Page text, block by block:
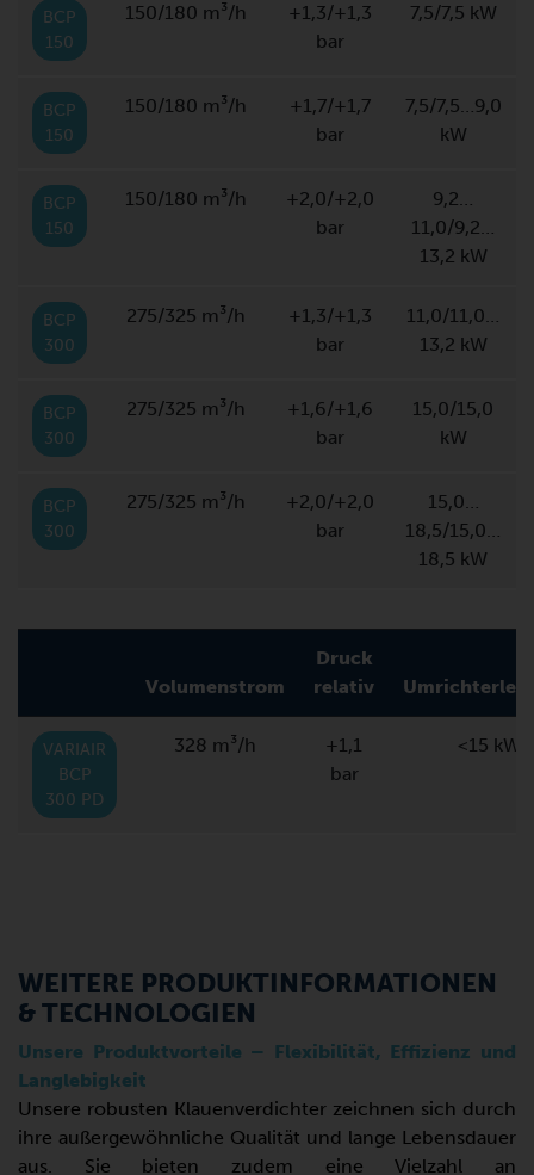
BCP
150
150/180 m³/h
+1,3/+1,3
bar
7,5/7,5 kW
BCP
150
150/180 m³/h
+1,7/+1,7
bar
7,5/7,5…9,0
kW
BCP
150
150/180 m³/h
+2,0/+2,0
bar
9,2…
11,0/9,2…
13,2 kW
BCP
300
275/325 m³/h
+1,3/+1,3
bar
11,0/11,0…
13,2 kW
BCP
300
275/325 m³/h
+1,6/+1,6
bar
15,0/15,0
kW
BCP
300
275/325 m³/h
+2,0/+2,0
bar
15,0…
18,5/15,0…
18,5 kW
Volumenstrom
Druck
relativ
VARIAIR
BCP
300 PD
328 m³/h
+1,1
bar
<15 kW
WEITERE PRODUKTINFORMATIONEN
& TECHNOLOGIEN
Unsere Produktvorteile – Flexibilität, Effizienz und
Langlebigkeit
Unsere robusten Klauenverdichter zeichnen sich durch
ihre außergewöhnliche Qualität und lange Lebensdauer
aus. Sie bieten zudem eine Vielzahl an